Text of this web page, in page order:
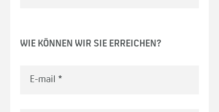
WIE KÖNNEN WIR SIE ERREICHEN?
E-mail *